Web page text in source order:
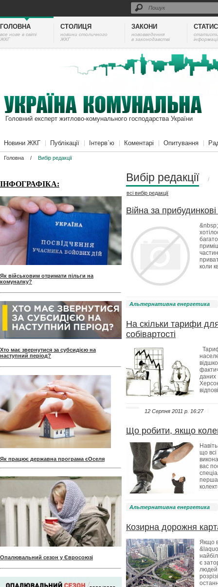
ГОЛОВНА
все нове в світі
ЖКГ
СТОЛИЦЯ
новини столичного
ЖКГ
ЗАКОНИ
нововведення
в законодавстві
Головний експерт житлово-комунального господарства України
Новини ЖКГ Публікації Інтерв`ю Коментарі Опитування
Головна / Вибір редакції
ІНФОГРАФІКА:
Як військовим отримати пільги на
комуналку?
Хто має звернутися за субсидією на
наступний період?
Як працює державна програма єОселя
Опалювальний сезон у Євросоюзі
Вибір редакції /
всі вибір редакції
Війна за
коли
Альтернативна енергетика
На скільки тарифи
собівартості
даних
12 Серпня 2011 p. 16:27
Що робити, якщо
що всі
вас
перша
Альтернативна енергетика
Козирна дорожня
Якщо
є
людей